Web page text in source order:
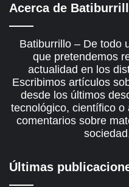
Acerca de
Batiburrillo – De todo
que pretendemos
actualidad en los
Escribimos artículos
desde los últimos
tecnológico, científico
comentarios sobre
Últimas